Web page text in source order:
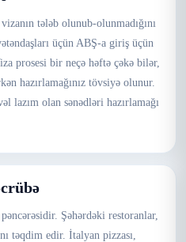
tələb olunub-olunmadığını
üçün ABŞ-a giriş üçün
prosesi bir neçə həftə çəkə bilər,
hazırlamağınız tövsiyə olunur.
lazım olan sənədləri hazırlamağı
Şəhərdəki restoranlar,
təqdim edir. İtalyan pizzası,